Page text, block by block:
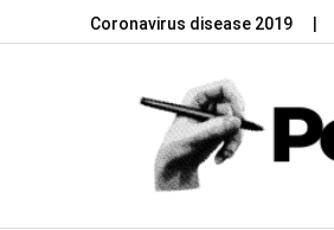
Coronavirus disease 2019